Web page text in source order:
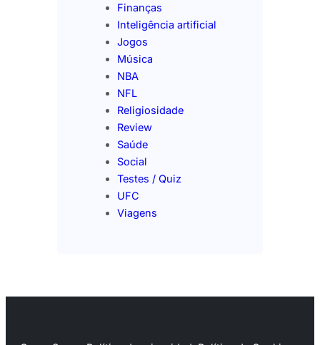
Finanças
Inteligência artificial
Jogos
Música
NBA
NFL
Religiosidade
Review
Saúde
Social
Testes / Quiz
UFC
Viagens